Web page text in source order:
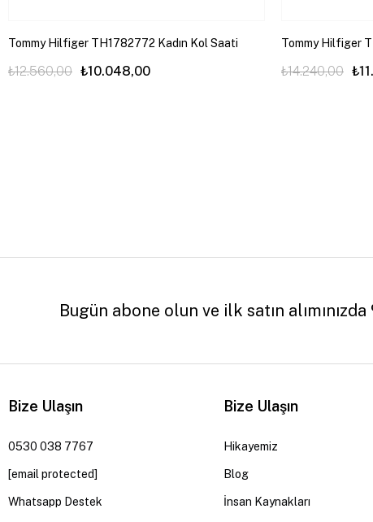
Tommy Hilfiger TH1782772 Kadın Kol Saati
₺10.048,00
₺12.560,00
Tommy Hilfiger
₺14.240,00
Bugün abone olun ve ilk satın
Bize Ulaşın
0530 038 7767
[email protected]
Whatsapp Destek
Bize Ulaşın
Hikayemiz
Blog
İnsan Kaynakları